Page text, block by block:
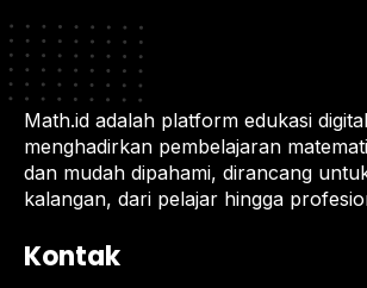
Math.id adalah platform edukasi
menghadirkan pembelajaran
dan mudah dipahami, dirancang
kalangan, dari pelajar hingga
Kontak